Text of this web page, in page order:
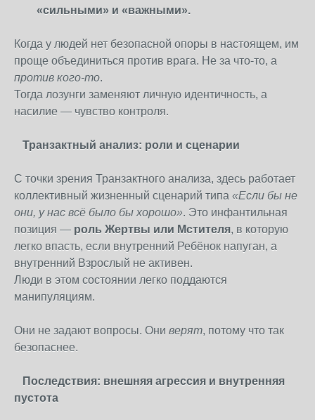
«сильными» и «важными».
Когда у людей нет безопасной опоры в настоящем, им
проще объединиться против врага. Не за что-то, а
против кого-то.
Тогда лозунги заменяют личную идентичность, а
насилие — чувство контроля.
Транзактный анализ: роли и сценарии
С точки зрения Транзактного анализа, здесь работает
коллективный жизненный сценарий типа «Если бы не
они, у нас всё было бы хорошо». Это инфантильная
позиция — роль Жертвы или Мстителя, в которую
легко впасть, если внутренний Ребёнок напуган, а
внутренний Взрослый не активен.
Люди в этом состоянии легко поддаются
манипуляциям.
Они не задают вопросы. Они верят, потому что так
безопаснее.
Последствия: внешняя агрессия и внутренняя
пустота